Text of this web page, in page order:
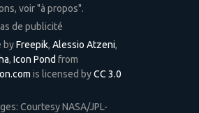
voir "à propos".
de publicité
byFreepik, Alessio Atzeni,
, Icon Pond from
is licensed byCC 3.0
Courtesy NASA/JPL-